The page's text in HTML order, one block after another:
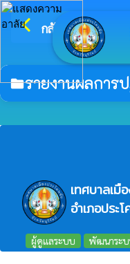
arrow_back_ios กลับเมนูหลัก
folderรายงานผลการ
เทศบาลเมื
อำเภอปร
ผู้ดูแลระบบ พัฒนาระ